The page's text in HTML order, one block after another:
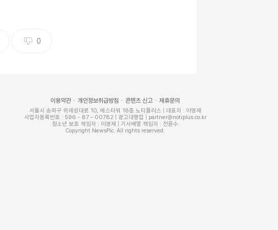
0
이용약관 개인정보취급방침 콘텐츠 신고 제휴문의
서울시 송파구 위례성대로 10, 에스타워 18층 노티플러스 | 대표자 : 이영재
사업자등록번호 : 596 - 87 – 00782 | 광고대행업 | partner@notiplus.co.kr
청소년 보호 책임자 : 이영재 | 기사배열 책임자 : 전윤수
Copyright NewsPic. All rights reserved.